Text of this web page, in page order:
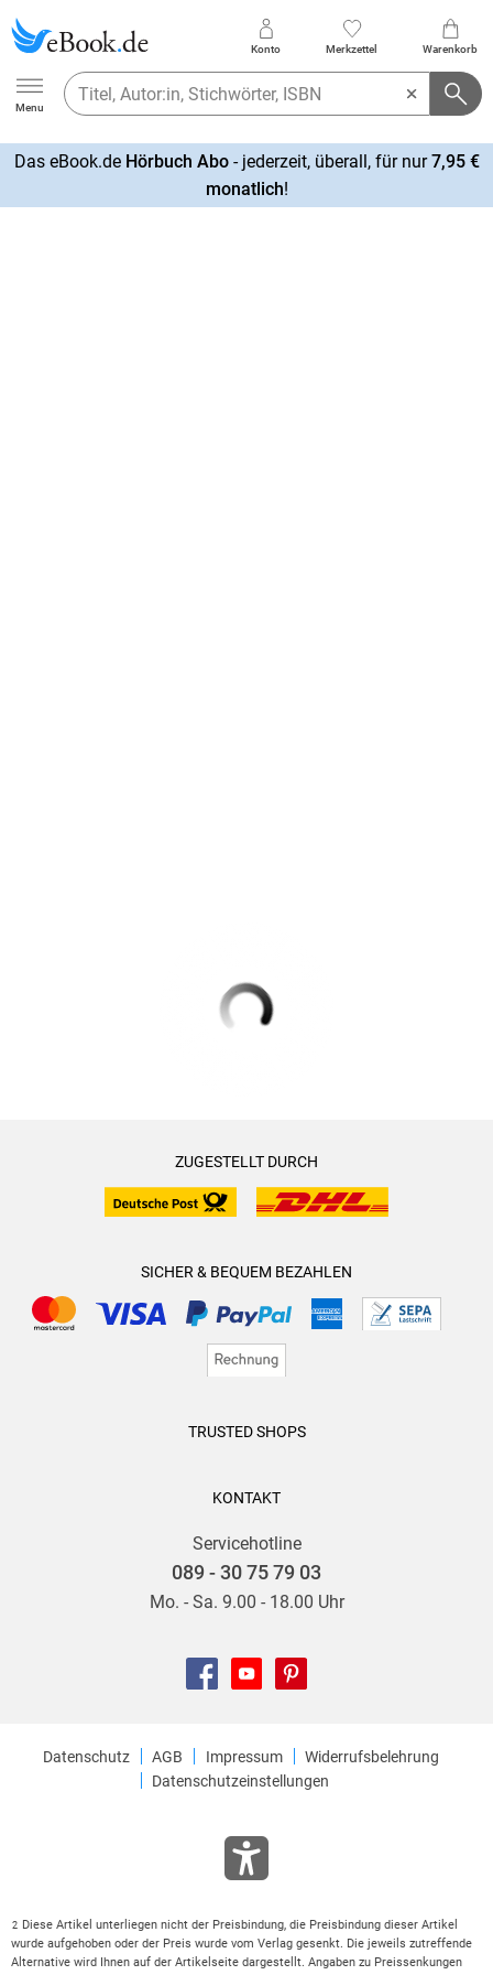
Ebook.de
Menu
Konto Merkzettel Warenkorb
Das eBook.de Hörbuch Abo- jederzeit, überall, für nur7,95 €
monatlich!
ZUGESTELLT DURCH
SICHER & BEQUEM BEZAHLEN
TRUSTED SHOPS
KONTAKT
Servicehotline
089 - 30 75 79 03
Mo. - Sa. 9.00 - 18.00 Uhr
Datenschutz AGB Impressum
Widerrufsbelehrung
Datenschutzeinstellungen
2 Diese Artikel unterliegen nicht der Preisbindung, die Preisbindung dieser Artikel
wurde aufgehoben oder der Preis wurde vom Verlag gesenkt. Die jeweils zutreffende
Alternative wird Ihnen auf der Artikelseite dargestellt. Angaben zu Preissenkungen